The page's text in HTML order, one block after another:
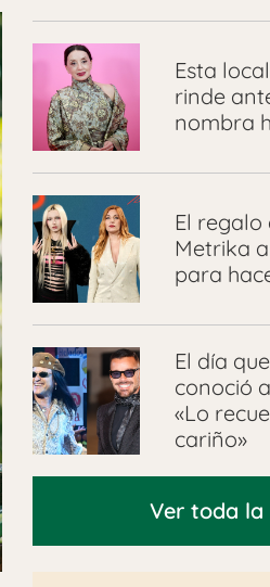
Esta
rinde
nombra
El
Metrika
para
El día
conoció
«Lo
cariño»
Ver toda la